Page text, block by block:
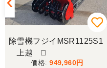
除雪機フジイMSR1125S1
上越 □
949,960